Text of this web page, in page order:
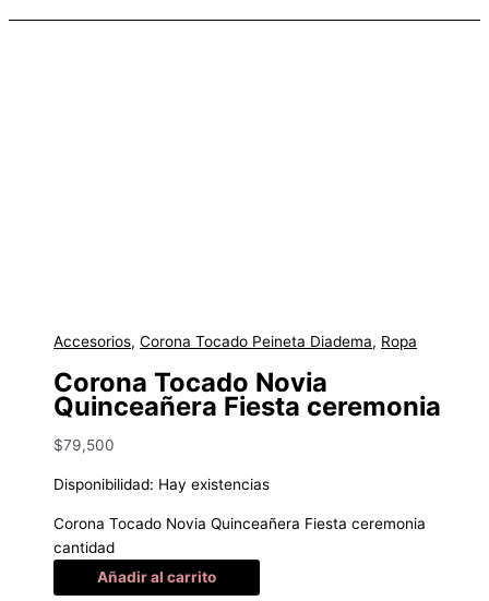
Accesorios,Corona Tocado Peineta Diadema, Ropa
Corona Tocado Novia
Quinceañera Fiesta ceremonia
$79,500
Disponibilidad: Hay existencias
Corona Tocado Novia Quinceañera Fiesta ceremonia
cantidad
Añadir al carrito